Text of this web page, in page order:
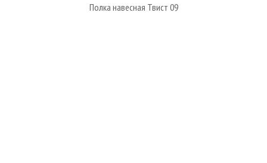
Полка навесная Твист 09